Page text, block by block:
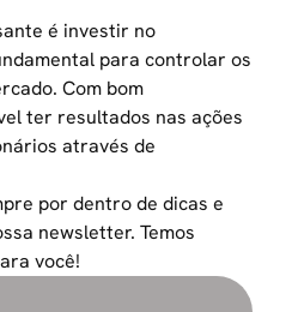
é investir no
para controlar os
. Com bom
ter resultados nas ações
através de
por dentro de dicas e
newsletter. Temos
você!